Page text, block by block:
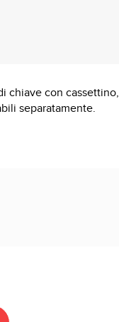
chiave con
separatamente.